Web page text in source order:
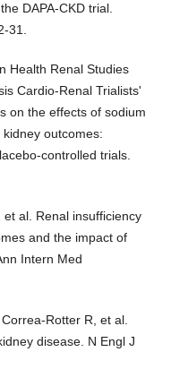
DAPA-CKD trial.
31.
Health Renal Studies
Cardio-Renal Trialists'
on the effects of sodium
outcomes:
controlled trials.
al. Renal insufficiency
and the impact of
Intern Med
Rotter R, et al.
disease. N Engl J